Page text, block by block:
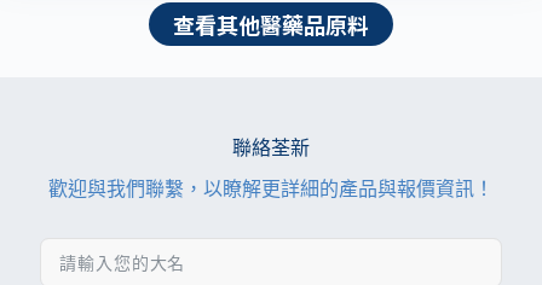
查看其他醫藥品原料
聯絡荃新
歡迎與我們聯繫，以瞭解更詳細的產品與報價資訊！